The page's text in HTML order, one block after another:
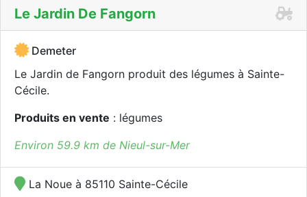
Le Jardin De Fangorn
Demeter
Le Jardin de Fangorn produit des légumes à Sainte-
Cécile.
Produits en vente : légumes
Environ 59.9 km de Nieul-sur-Mer
La Noue à 85110 Sainte-Cécile